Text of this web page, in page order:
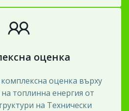
оценка
оценка върху
топлинна енергия от
на Технически